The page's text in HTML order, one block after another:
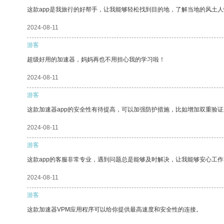
这款app是我旅行的好帮手，让我能够轻松找到目的地，了解当地的风土人
2024-08-11
游客
超级好用的加速器，妈妈再也不用担心我的学习啦！
2024-08-11
游客
这款加速器app的安全性有待提高，可以加强防护措施，比如增加双重验证
2024-08-11
游客
这款app的客服非常专业，遇到问题总是能够及时解决，让我能够安心工作
2024-08-11
游客
这款加速器VPM应用程序可以给你提供最高速度和安全性的连接。